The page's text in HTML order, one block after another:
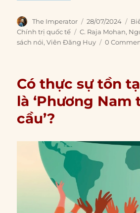
Author
The Imperator
Posted
on
28/07/2024
Chính trị quốc tế
Tags
C. Raja Mohan,
sách nói,Viên Đăng Huy 0
Có thực sự tồn
là ‘Phương Nam
cầu’?